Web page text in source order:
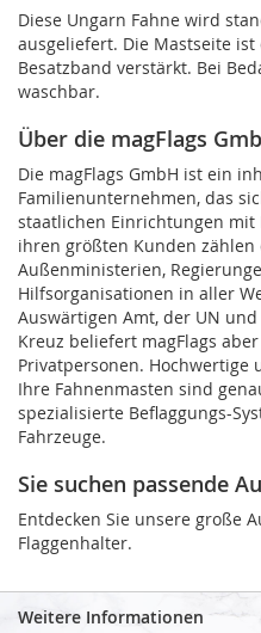
Diese Ungarn Fahne wird
ausgeliefert. Die Mastseite
Besatzband verstärkt. Bei
waschbar.
Über die magFlags
Die magFlags GmbH ist ein
Familienunternehmen, das
staatlichen Einrichtungen mit
ihren größten Kunden zählen
Außenministerien,
Hilfsorganisationen in aller
Auswärtigen Amt, der UN
Kreuz beliefert magFlags
Privatpersonen.
Ihre Fahnenmasten sind
spezialisierte Beflaggungs-
Fahrzeuge.
Sie suchen passende
Entdecken Sie unsere große
Flaggenhalter.
Weitere Informationen